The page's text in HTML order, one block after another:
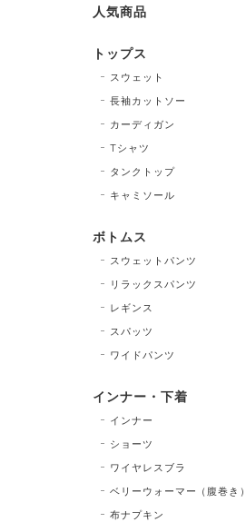
人気商品
トップス
スウェット
長袖カットソー
カーディガン
Tシャツ
タンクトップ
キャミソール
ボトムス
スウェットパンツ
リラックスパンツ
レギンス
スパッツ
ワイドパンツ
インナー・下着
インナー
ショーツ
ワイヤレスブラ
ベリーウォーマー（腹巻き）
布ナプキン